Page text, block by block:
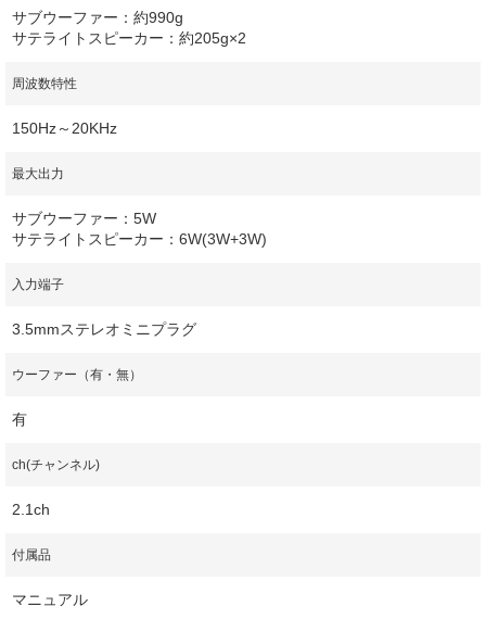
サブウーファー：約990g
サテライトスピーカー：約205g×2
周波数特性
150Hz～20KHz
最大出力
サブウーファー：5W
サテライトスピーカー：6W(3W+3W)
入力端子
3.5mmステレオミニプラグ
ウーファー（有・無）
有
ch(チャンネル)
2.1ch
付属品
マニュアル